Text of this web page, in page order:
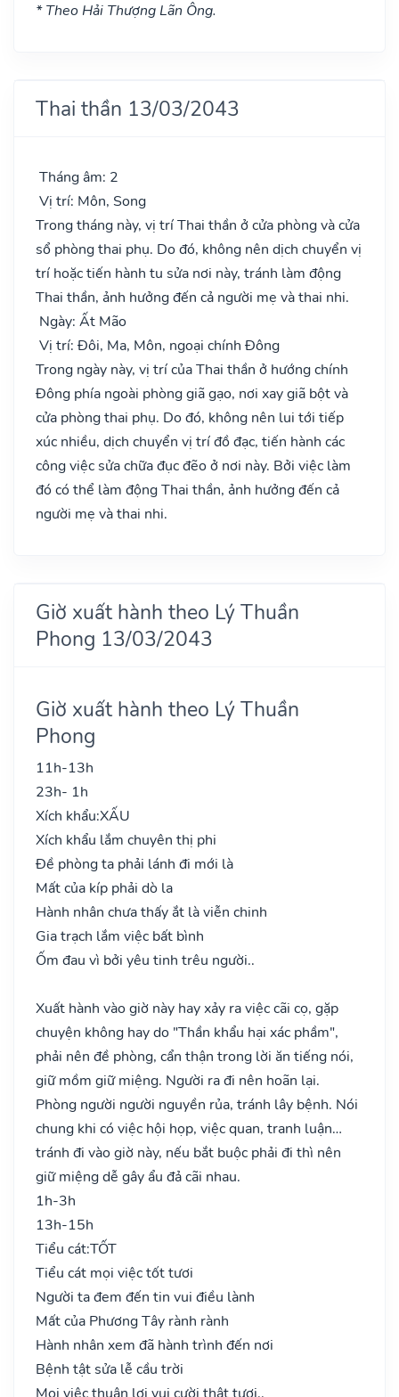
* Theo Hải Thượng Lãn Ông.
Thai thần 13/03/2043
Tháng âm: 2
Vị trí: Môn, Song
Trong tháng này, vị trí Thai thần ở cửa phòng và cửa
sổ phòng thai phụ. Do đó, không nên dịch chuyển vị
trí hoặc tiến hành tu sửa nơi này, tránh làm động
Thai thần, ảnh hưởng đến cả người mẹ và thai nhi.
Ngày: Ất Mão
Vị trí: Đôi, Ma, Môn, ngoại chính Đông
Trong ngày này, vị trí của Thai thần ở hướng chính
Đông phía ngoài phòng giã gạo, nơi xay giã bột và
cửa phòng thai phụ. Do đó, không nên lui tới tiếp
xúc nhiều, dịch chuyển vị trí đồ đạc, tiến hành các
công việc sửa chữa đục đẽo ở nơi này. Bởi việc làm
đó có thể làm động Thai thần, ảnh hưởng đến cả
người mẹ và thai nhi.
Giờ xuất hành theo Lý Thuần
Phong 13/03/2043
Giờ xuất hành theo Lý Thuần
Phong
11h-13h
23h- 1h
Xích khẩu:XẤU
Xích khẩu lắm chuyên thị phi
Đề phòng ta phải lánh đi mới là
Mất của kíp phải dò la
Hành nhân chưa thấy ắt là viễn chinh
Gia trạch lắm việc bất bình
Ốm đau vì bởi yêu tinh trêu người..
Xuất hành vào giờ này hay xảy ra việc cãi cọ, gặp
chuyện không hay do "Thần khẩu hại xác phầm",
phải nên đề phòng, cẩn thận trong lời ăn tiếng nói,
giữ mồm giữ miệng. Người ra đi nên hoãn lại.
Phòng người người nguyền rủa, tránh lây bệnh. Nói
chung khi có việc hội họp, việc quan, tranh luận…
tránh đi vào giờ này, nếu bắt buộc phải đi thì nên
giữ miệng dễ gây ẩu đả cãi nhau.
1h-3h
13h-15h
Tiểu cát:TỐT
Tiểu cát mọi việc tốt tươi
Người ta đem đến tin vui điều lành
Mất của Phương Tây rành rành
Hành nhân xem đã hành trình đến nơi
Bệnh tật sửa lễ cầu trời